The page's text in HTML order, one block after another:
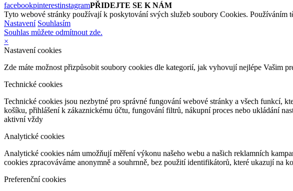
facebookpinterestinstagramPŘIDEJTE SE K NÁM
Tyto webové stránky používají k poskytování svých služeb soubory Cookies. Používáním
Nastavení Souhlasím
Souhlas můžete odmítnout zde.
×
Nastavení cookies
Zde máte možnost přizpůsobit soubory cookies dle kategorií, jak vyhovují nejlépe Vašim
Technické cookies
Technické cookies jsou nezbytné pro správné fungování webové stránky a všech funkcí,
košíku, přihlášení k zákaznickému účtu, fungování filtrů, nákupní proces nebo ukládání
aktivní vždy
Analytické cookies
Analytické cookies nám umožňují měření výkonu našeho webu a našich reklamních
cookies zpracováváme anonymně a souhrnně, bez použití identifikátorů, které ukazují na
Preferenční cookies